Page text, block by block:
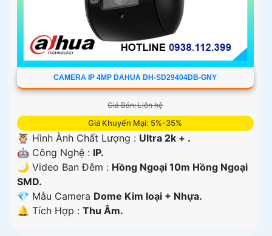
CAMERA IP 4MP DAHUA DH-SD29404DB-GNY
Giá Bán: Liên hệ
Giá Khuyến Mại: 5%-35%
🦉 Hình Ành Chất Lượng : Ultra 2k + .
🤖️ Công Nghệ : IP.
🌙 Video Ban Đêm : Hồng Ngoại 10m Hồng Ngoại
SMD.
💎 Mẫu Camera Dome Kim loại + Nhựa.
️🔔 Tích Hợp : Thu Âm.